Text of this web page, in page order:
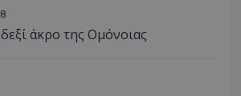
άκρο της Ομόνοιας